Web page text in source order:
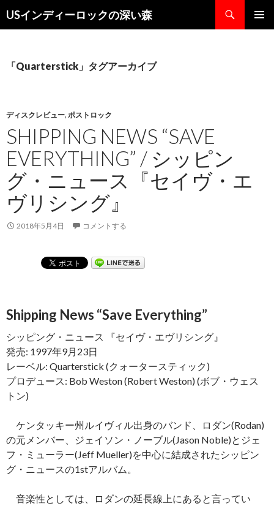
USインディーロックの深い森
索
ン
キ
ッ
プ
「Quarterstick」タグアーカイブ
ディスクレビュー, ポストロック
SHIPPING NEWS “SAVE
EVERYTHING” / シッピン
グ・ニュース『セイヴ・エ
ヴリシング』
2018年5月4日 コメントする
Shipping News “Save Everything”
シッピング・ニュース 『セイヴ・エヴリシング』
発売: 1997年9月23日
レーベル: Quarterstick (クォータースティック)
プロデュース: Bob Weston (Robert Weston) (ボブ・ウェス
トン)
ケンタッキー州ルイヴィル出身のバンド、ロダン(Rodan)
の元メンバー、ジェイソン・ノーブル(Jason Noble)とジェ
フ・ミューラー(Jeff Mueller)を中心に結成されたシッピン
グ・ニュースの1stアルバム。
音楽性としては、ロダンの延長線上にあると言ってい